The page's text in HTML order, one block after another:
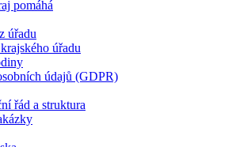
pomáhá
úřadu
úřadu
údajů (GDPR)
řád a struktura